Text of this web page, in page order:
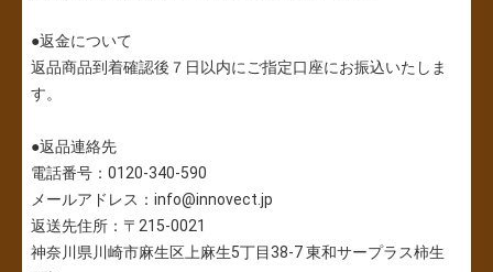
●返金について
返品商品到着確認後７日以内にご指定口座にお振込いたしま
す。
●返品連絡先
電話番号：0120-340-590
メールアドレス：info@innovect.jp
返送先住所：〒215-0021
神奈川県川崎市麻生区上麻生5丁目38-7 東和サープラス柿生